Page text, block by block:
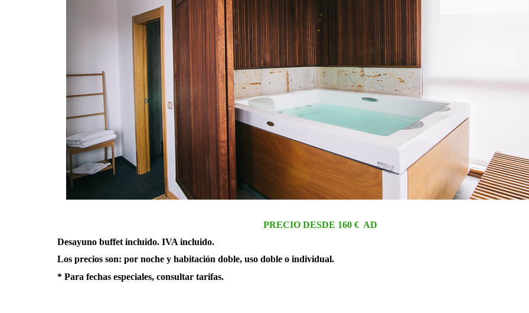
PRECIO DESDE 160 € AD
Desayuno buffet incluido. IVA incluido.
Los precios son: por noche y habitación doble, uso doble o individual.
* Para fechas especiales, consultar tarifas.